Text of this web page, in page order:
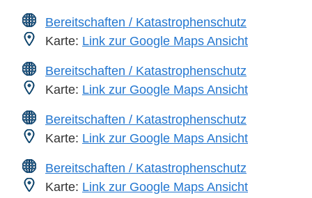
Bereitschaften / Katastrophenschutz
Karte: Link zur Google Maps Ansicht
Bereitschaften / Katastrophenschutz
Karte: Link zur Google Maps Ansicht
Bereitschaften / Katastrophenschutz
Karte: Link zur Google Maps Ansicht
Bereitschaften / Katastrophenschutz
Karte: Link zur Google Maps Ansicht